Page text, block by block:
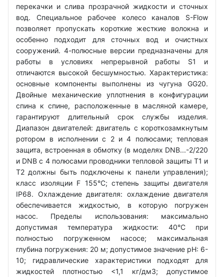
перекачки и слива прозрачной жидкости и сточных
вод. Специальное рабочее колесо каналов S-Flow
позволяет пропускать короткие жесткие волокна и
особенно подходит для сточных вод и очистных
сооружений. 4-полюсные версии предназначены для
работы в условиях непрерывной работы S1 и
отличаются высокой бесшумностью. Характеристика:
основные компоненты выполнены из чугуна GG20.
Двойные механические уплотнения в конфигурации
спина к спине, расположенные в масляной камере,
гарантируют длительный срок службы изделия.
Диапазон двигателей: двигатель с короткозамкнутым
ротором в исполнении с 2 и 4 полюсами; тепловая
защита, встроенная в обмотку (в моделях DNB...-2/220
и DNB с 4 полюсами проводники тепловой защиты T1 и
T2 должны быть подключены к панели управления);
класс изоляции F 155°C; степень защиты двигателя
IP68. Охлаждение двигателя: охлаждение двигателя
обеспечивается жидкостью, в которую погружен
насос. Пределы использования: максимально
допустимая температура жидкости: 40°C при
полностью погруженном насосе; максимальная
глубина погружения: 20 м; допустимое значение рН: 6-
10; гидравлические характеристики подходят для
жидкостей плотностью <1,1 кг/дм3; допустимое